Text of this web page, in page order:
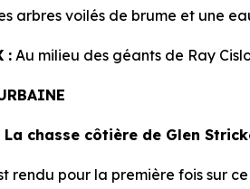
arbres voilés de brume et une
: Au milieu des géants de Ray
La chasse côtière de Glen
rendu pour la première fois sur